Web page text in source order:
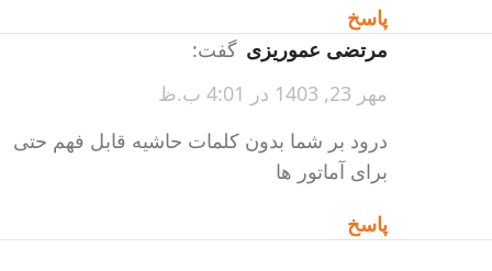
پاسخ
مرتضی عموریزی گفت:
مهر 23, 1403 در 4:01 ب.ظ
درود بر شما بدون کلمات حاشیه قابل فهم حتی
برای آماتور ها
پاسخ